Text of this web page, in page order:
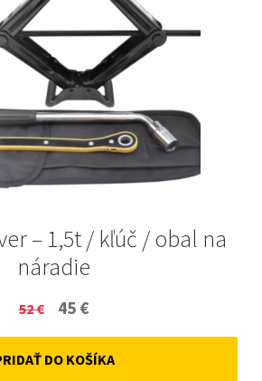
– 1,5t / kľúč / obal na
náradie
52€
Original
price
was:
45 €
price
is:
DO KOŠÍKA